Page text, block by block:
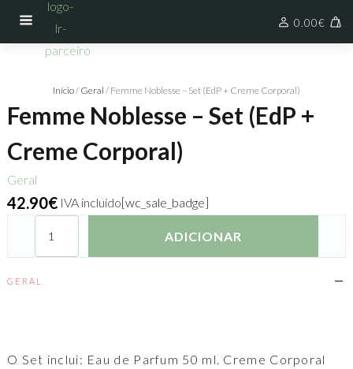
0.00€
Início/ Geral / Femme Noblesse – Set (EdP + Creme Corporal)
Femme Noblesse – Set (EdP +
Creme Corporal)
Geral
42.90€IVA incluído[wc_sale_badge]
Quantidade
Noblesse
Creme
ADICIONAR
GERAL
O Set inclui: Eau de Parfum 50 ml. Creme Corporal